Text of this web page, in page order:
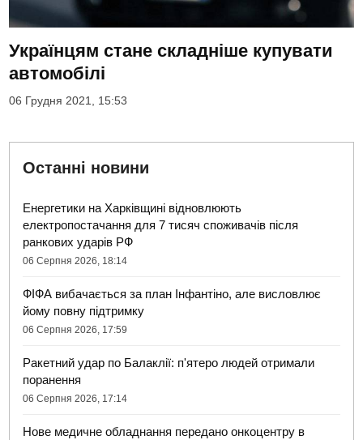
Українцям стане складніше купувати
автомобілі
06 Грудня 2021, 15:53
Останні новини
Енергетики на Харківщині відновлюють
електропостачання для 7 тисяч споживачів після
ранкових ударів РФ
06 Серпня 2026, 18:14
ФІФА вибачається за план Інфантіно, але висловлює
йому повну підтримку
06 Серпня 2026, 17:59
Ракетний удар по Балаклії: п'ятеро людей отримали
поранення
06 Серпня 2026, 17:14
Нове медичне обладнання передано онкоцентру в